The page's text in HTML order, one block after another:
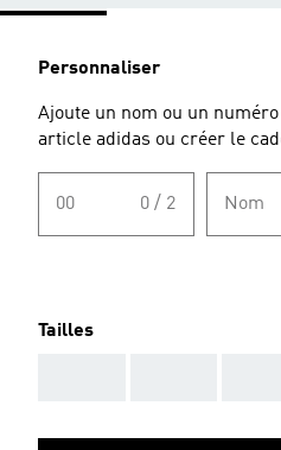
Personnaliser
Ajoute un nom ou un
article adidas ou créer le
00 0 / 2 Nom
Tailles